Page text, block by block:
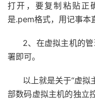
打开，要复制粘贴正
是.pem格式，用记事本
2、在虚拟主机的
署即可。
以上就是关于“虚拟
部数码虚拟主机的独立